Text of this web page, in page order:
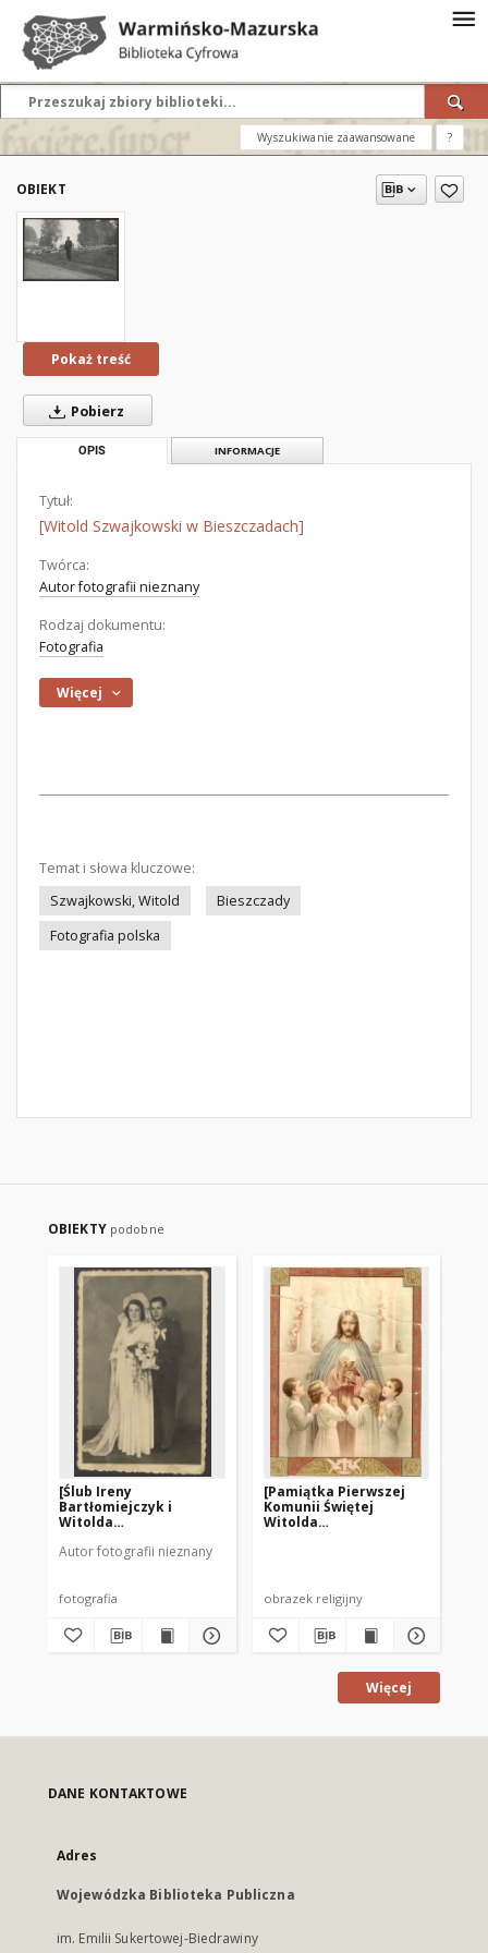
Wyszukiwanie zaawansowane ?
OBIEKT
Pokaż treść
Pobierz
OPIS INFORMACJE
Tytuł:
[Witold Szwajkowski w Bieszczadach]
Twórca:
Autor fotografii nieznany
Rodzaj dokumentu:
Fotografia
Więcej
Temat i słowa kluczowe:
Szwajkowski, Witold
Bieszczady
Fotografia polska
OBIEKTY podobne
[Ślub Ireny
Bartłomiejczyk i
Witolda
Autor fotografii nieznany
fotografia
[Pamiątka Pierwszej
Komunii Świętej
Witolda
obrazek religijny
Więcej
DANE KONTAKTOWE
Adres
Wojewódzka Biblioteka Publiczna
im. Emilii Sukertowej-Biedrawiny